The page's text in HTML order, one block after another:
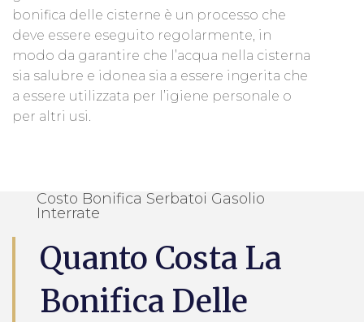
bonifica delle cisterne è un processo che
deve essere eseguito regolarmente, in
modo da garantire che l’acqua nella cisterna
sia salubre e idonea sia a essere ingerita che
a essere utilizzata per l’igiene personale o
per altri usi.
Costo Bonifica Serbatoi Gasolio
Interrate
Quanto Costa La
Bonifica Delle